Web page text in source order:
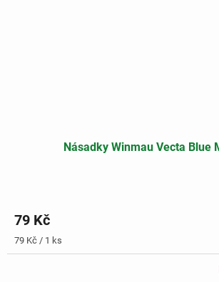
Násadky Winmau Vecta Blue
79 Kč
Měrná
cena:
79 Kč / 1 ks